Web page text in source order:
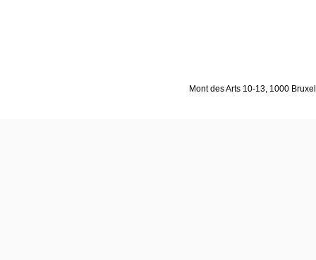
Mont des Arts 10-13, 1000